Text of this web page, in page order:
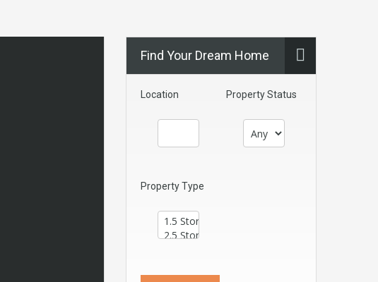
Find Your Dream Home
Location Property Status
Property Type